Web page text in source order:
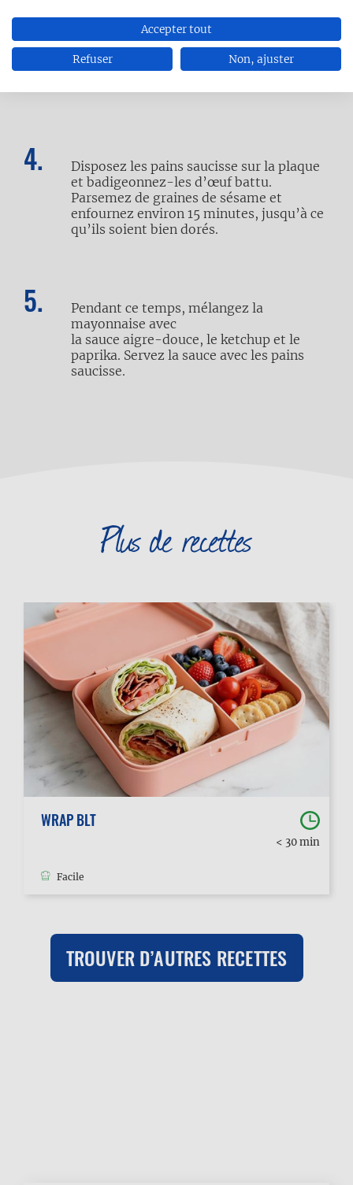
Coupez la pâte dans la largeur en bandes
d’environ 1 cm. Enroulez les bandes
Disposez les pains saucisse sur la plaque
et badigeonnez-les d’œuf battu.
Parsemez de graines de sésame et
enfournez environ 15 minutes, jusqu’à ce
qu’ils soient bien dorés.
Pendant ce temps, mélangez la
mayonnaise avec
la sauce aigre-douce, le ketchup et le
paprika. Servez la sauce avec les pains
saucisse.
Plus de recettes
WRAP BLT
< 30 min
Facile
TROUVER D’AUTRES RECETTES
Accepter tout
Refuser Non, ajuster